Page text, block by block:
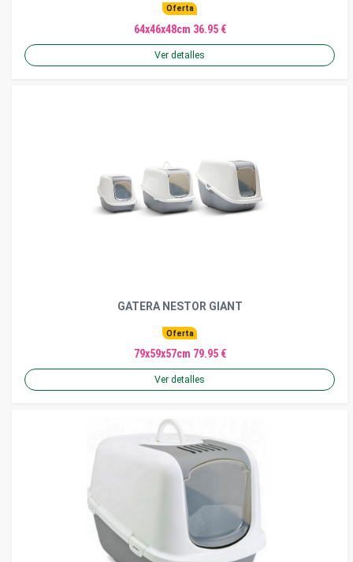
Oferta
64x46x48cm 36.95 €
Ver detalles
GATERA NESTOR GIANT
Oferta
79x59x57cm 79.95 €
Ver detalles